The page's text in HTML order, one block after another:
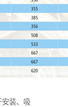
装、吸